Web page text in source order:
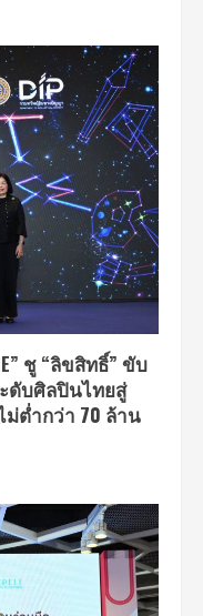
ชู “ลิขสิทธิ์” ขับ
ดับศิลปินไทยสู่
ม่ต่ำกว่า 70 ล้าน